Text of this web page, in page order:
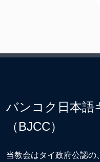
バンコク日本語
（BJCC）
当教会はタイ政府公認